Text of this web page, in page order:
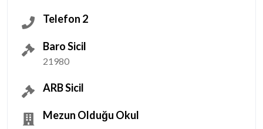
Telefon 2
Baro Sicil
21980
ARB Sicil
Mezun Olduğu Okul